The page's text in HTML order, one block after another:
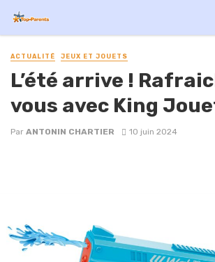
ACTUALITÉ JEUX ET JOUETS
L’été arrive !
vous avec King
Par ANTONIN CHARTIER 10 juin 2024